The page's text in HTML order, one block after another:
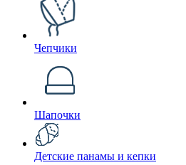
Чепчики
Шапочки
Детские панамы и кепки